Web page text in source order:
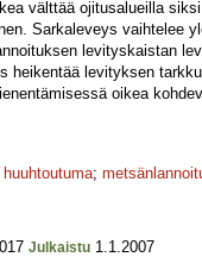
välttää ojitusalueilla
Sarkaleveys vaihtelee
levityskaistan
heikentää levityksen
oikea
huuhtoutuma;
Julkaistu 1.1.2007